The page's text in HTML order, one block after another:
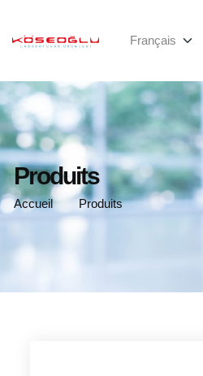
Produits
Accueil Produits